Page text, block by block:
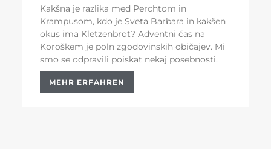
Kakšna je razlika med Perchtom in
Krampusom, kdo je Sveta Barbara in kakšen
okus ima Kletzenbrot? Adventni čas na
Koroškem je poln zgodovinskih običajev. Mi
smo se odpravili poiskat nekaj posebnosti.
MEHR ERFAHREN